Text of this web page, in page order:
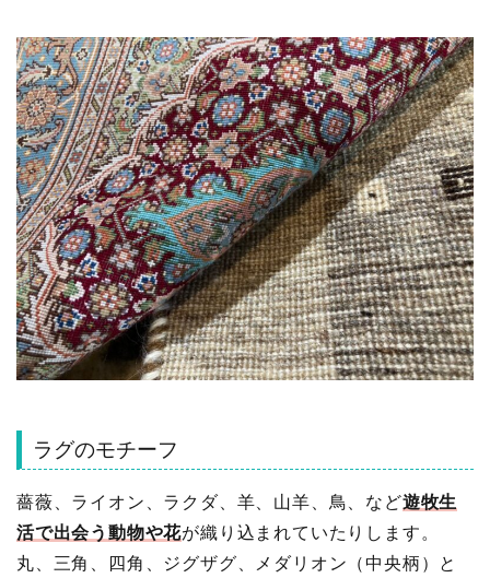
ラグのモチーフ
薔薇、ライオン、ラクダ、羊、山羊、鳥、など遊牧生
活で出会う動物や花が織り込まれていたりします。
丸、三角、四角、ジグザグ、メダリオン（中央柄）と